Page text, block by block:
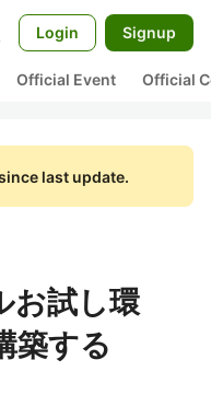
Login Signup
Official Event Official
last update.
お試し環
築する